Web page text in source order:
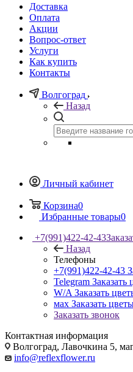
Доставка
Оплата
Акции
Вопрос-ответ
Услуги
Как купить
Контакты
Волгоград
Назад
Личный кабинет
Корзина0
Избранные товары0
+7(991)422-42-43
Назад
Телефоны
+7(991)422-42-43
Telegram Заказать
W/A Заказать
мах Заказать
Заказать звонок
Контактная информация
Волгоград, Лавочкина 5,
info@reflexflower.ru